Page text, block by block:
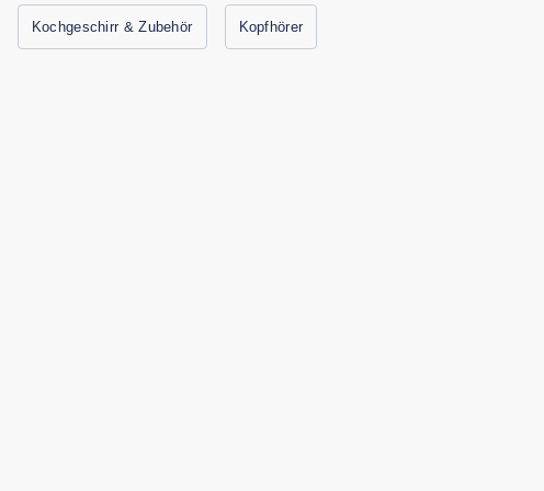
Kochgeschirr & Zubehör Kopfhörer